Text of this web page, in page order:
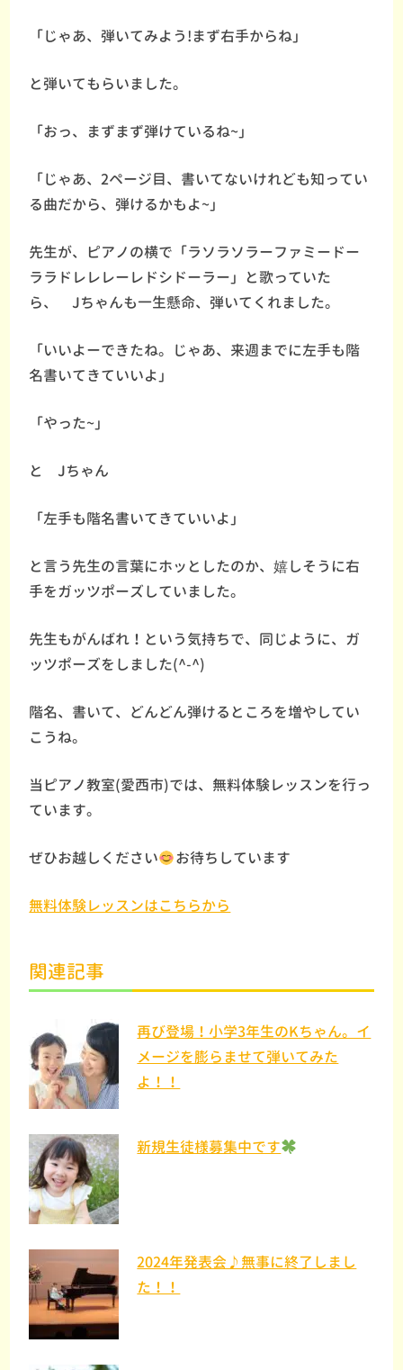
「じゃあ、弾いてみよう!まず右手からね」
と弾いてもらいました。
「おっ、まずまず弾けているね~」
「じゃあ、2ページ目、書いてないけれども知ってい
る曲だから、弾けるかもよ~」
先生が、ピアノの横で「ラソラソラーファミードー
ララドレレレーレドシドーラー」と歌っていた
ら、 Jちゃんも一生懸命、弾いてくれました。
「いいよーできたね。じゃあ、来週までに左手も階
名書いてきていいよ」
「やった~」
と Jちゃん
「左手も階名書いてきていいよ」
と言う先生の言葉にホッとしたのか、嬉しそうに右
手をガッツポーズしていました。
先生もがんばれ！という気持ちで、同じように、ガ
ッツポーズをしました(^-^)
階名、書いて、どんどん弾けるところを増やしてい
こうね。
当ピアノ教室(愛西市)では、無料体験レッスンを行っ
ています。
ぜひお越しください お待ちしています
無料体験レッスンはこちらから
関連記事
再び登場！小学3年生のKちゃん。イ
メージを膨らませて弾いてみた
よ！！
新規生徒様募集中です
2024年発表会♪無事に終了しまし
た！！